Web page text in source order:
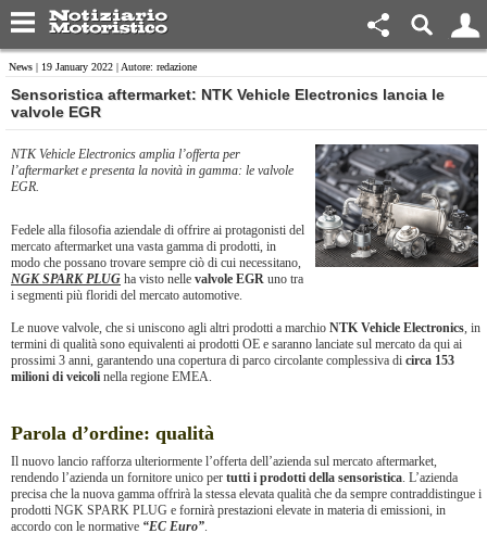
News | 19 January 2022 | Autore: redazione
​Sensoristica aftermarket: NTK Vehicle Electronics lancia le
valvole EGR
NTK Vehicle Electronics amplia l’offerta per
l’aftermarket e presenta la novità in gamma: le valvole
EGR.
Fedele alla filosofia aziendale di offrire ai protagonisti del
mercato aftermarket una vasta gamma di prodotti, in
modo che possano trovare sempre ciò di cui necessitano,
NGK SPARK PLUG ha visto nelle valvole EGR uno tra
i segmenti più floridi del mercato automotive.
Le nuove valvole, che si uniscono agli altri prodotti a marchio NTK Vehicle Electronics, in
termini di qualità sono equivalenti ai prodotti OE e saranno lanciate sul mercato da qui ai
prossimi 3 anni, garantendo una copertura di parco circolante complessiva di circa 153
milioni di veicoli nella regione EMEA.
Parola d’ordine: qualità
Il nuovo lancio rafforza ulteriormente l’offerta dell’azienda sul mercato aftermarket,
rendendo l’azienda un fornitore unico per tutti i prodotti della sensoristica. L’azienda
precisa che la nuova gamma offrirà la stessa elevata qualità che da sempre contraddistingue i
prodotti NGK SPARK PLUG e fornirà prestazioni elevate in materia di emissioni, in
accordo con le normative “EC Euro”.